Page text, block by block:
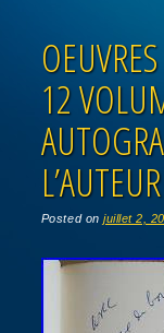
12
L’AUTEUR
Posted onjuillet 2,